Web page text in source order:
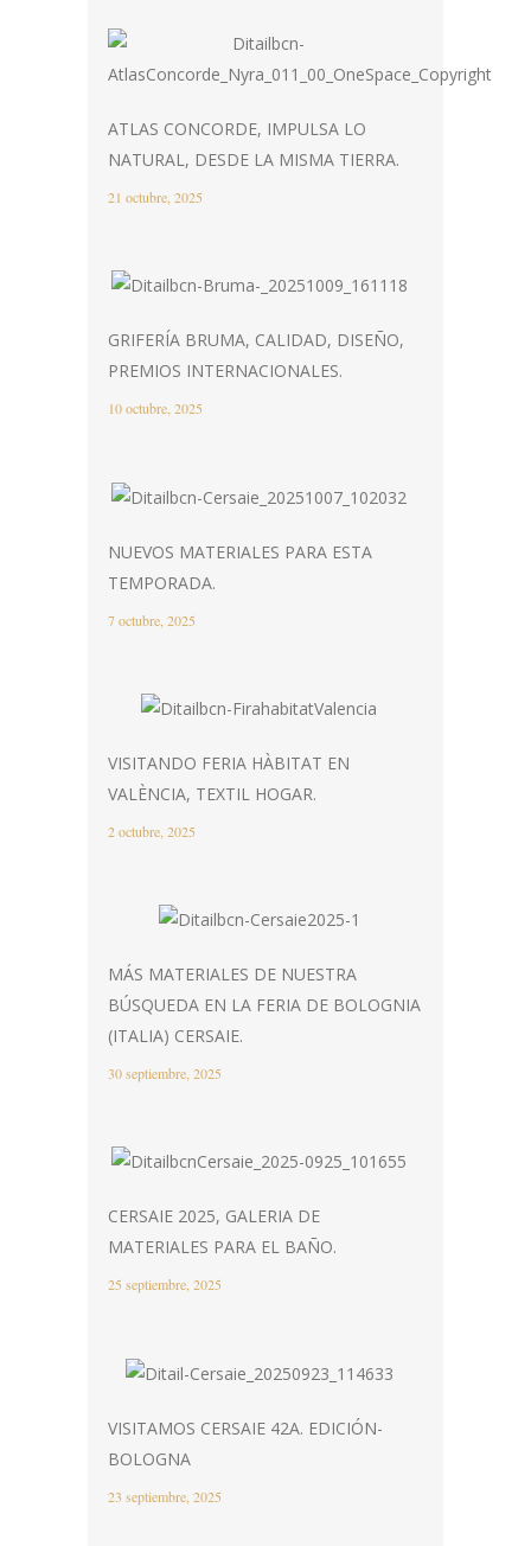
ATLAS CONCORDE, IMPULSA LO
NATURAL, DESDE LA MISMA TIERRA.
21 octubre, 2025
GRIFERÍA BRUMA, CALIDAD, DISEÑO,
PREMIOS INTERNACIONALES.
10 octubre, 2025
NUEVOS MATERIALES PARA ESTA
TEMPORADA.
7 octubre, 2025
VISITANDO FERIA HÀBITAT EN
VALÈNCIA, TEXTIL HOGAR.
2 octubre, 2025
MÁS MATERIALES DE NUESTRA
BÚSQUEDA EN LA FERIA DE BOLOGNIA
(ITALIA) CERSAIE.
30 septiembre, 2025
CERSAIE 2025, GALERIA DE
MATERIALES PARA EL BAÑO.
25 septiembre, 2025
VISITAMOS CERSAIE 42A. EDICIÓN-
BOLOGNA
23 septiembre, 2025